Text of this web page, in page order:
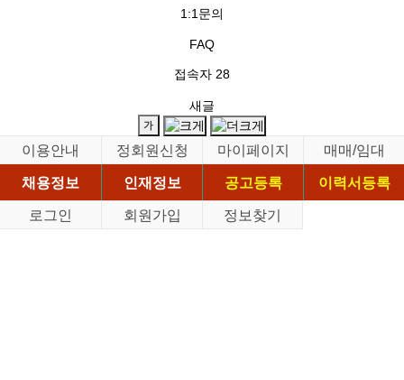
1:1문의
FAQ
접속자 28
새글
이용안내 정회원신청 마이페이지
매매/임대
채용정보
인재정보 공고등록
이력서등록
로그인
회원가입 정보찾기